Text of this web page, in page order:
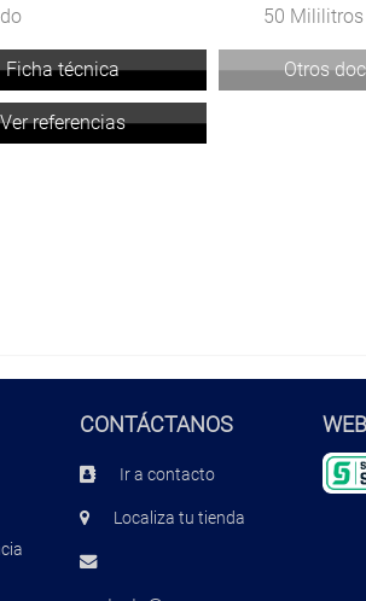
50 Mililitros
Ficha técnica Otros
Ver referencias
CONTÁCTANOS
Ir a contacto
Localiza tu tienda